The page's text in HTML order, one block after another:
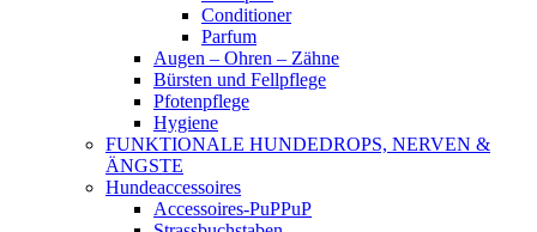
Conditioner
Parfum
Augen – Ohren – Zähne
Bürsten und Fellpflege
Pfotenpflege
Hygiene
FUNKTIONALE HUNDEDROPS, NERVEN &
ÄNGSTE
Hundeaccessoires
Accessoires-PuPPuP